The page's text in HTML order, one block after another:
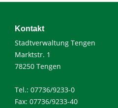
Kontakt
Stadtverwaltung Tengen
Marktstr. 1
78250 Tengen
Tel.: 07736/9233-0
Fax: 07736/9233-40